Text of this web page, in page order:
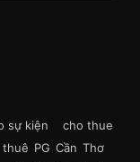
sự kiện
cho thue
PG Cần Thơ